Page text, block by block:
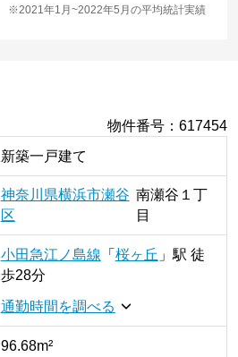
※2021年1月~2022年5月の平均統計実績
物件番号 ：617454
新築一戸建て
神奈川県横浜市瀬谷
区
南瀬谷 １丁
目
小田急江ノ島線 「 桜ヶ丘 」 駅 徒
歩28分
通勤時間を調べる
96.68m²